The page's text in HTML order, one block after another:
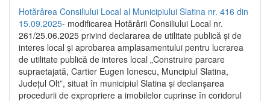
Hotărârea Consiliului Local al Municipiului Slatina nr. 416 din
15.09.2025- modificarea Hotărârii Consiliului Local nr.
261/25.06.2025 privind declararea de utilitate publică și de
interes local și aprobarea amplasamentului pentru lucrarea
de utilitate publică de interes local „Construire parcare
supraetajată, Cartier Eugen Ionescu, Muncipiul Slatina,
Județul Olt”, situat în municipiul Slatina și declanșarea
procedurii de expropriere a imobilelor cuprinse în coridorul